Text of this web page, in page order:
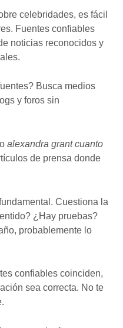
celebridades, es fácil
Fuentes confiables
noticias reconocidos y
Busca medios
y foros sin
alexandra grant cuanto
de prensa donde
Cuestiona la
¿Hay pruebas?
probablemente lo
confiables coinciden,
sea correcta. No te